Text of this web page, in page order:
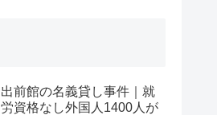
出前館の名義貸し事件｜就
労資格なし外国人1400人が